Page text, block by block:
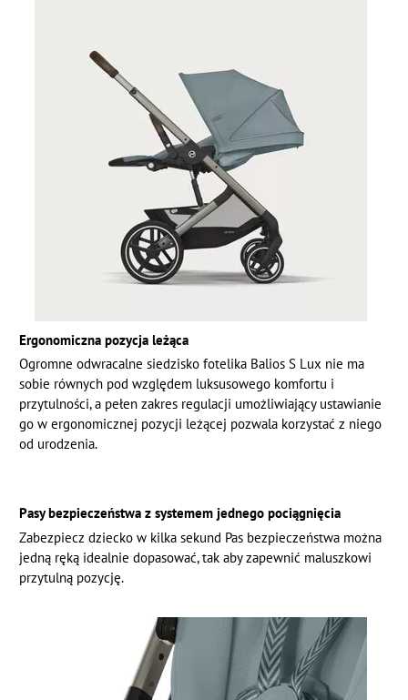
Ergonomiczna pozycja leżąca
Ogromne odwracalne siedzisko fotelika Balios S Lux nie ma
sobie równych pod względem luksusowego komfortu i
przytulności, a pełen zakres regulacji umożliwiający ustawianie
go w ergonomicznej pozycji leżącej pozwala korzystać z niego
od urodzenia.
Pasy bezpieczeństwa z systemem jednego pociągnięcia
Zabezpiecz dziecko w kilka sekund Pas bezpieczeństwa można
jedną ręką idealnie dopasować, tak aby zapewnić maluszkowi
przytulną pozycję.